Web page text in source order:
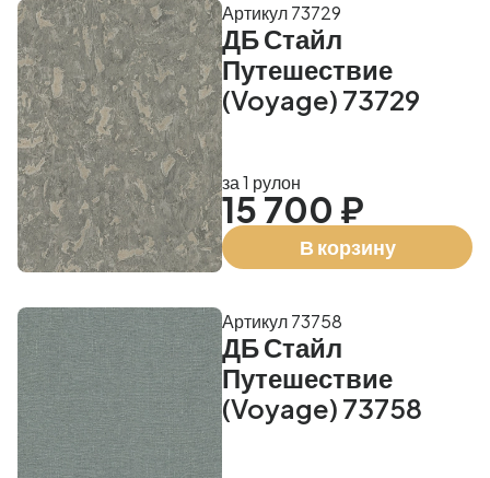
ДБ Стайл
Путешествие
(Voyage) 73729
Артикул 73729
за 1 рулон
15 700 ₽
В корзину
ДБ Стайл
Путешествие
(Voyage) 73758
Артикул 73758